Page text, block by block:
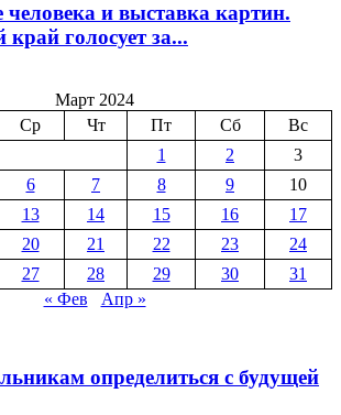
и выставка картин.
голосует за...
Март 2024
Ср Чт Пт Сб
Вс
1
2
3
6 7 8 9
10
13 14 15 16
17
20 21 22 23
24
27 28 29 30
31
« Фев
Апр »
определиться с будущей